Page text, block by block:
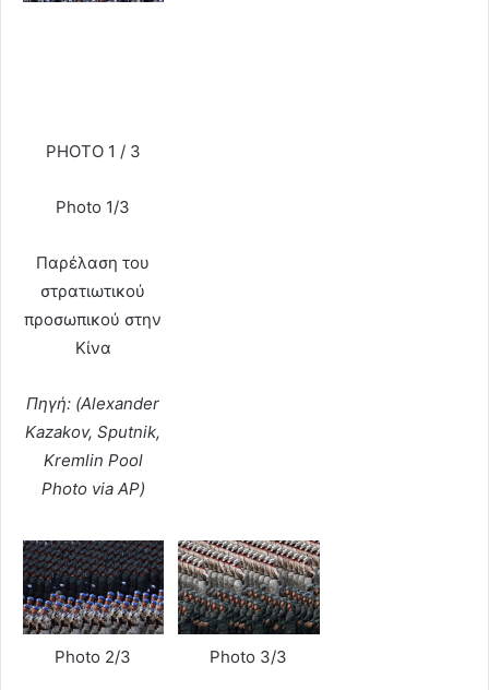
PHOTO 1 / 3
Photo 1/3
Παρέλαση του
στρατιωτικού
προσωπικού στην
Κίνα
Πηγή: (Alexander
Kazakov, Sputnik,
Kremlin Pool
Photo via AP)
Photo 2/3 Photo 3/3